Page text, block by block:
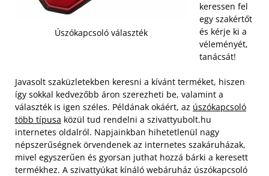
Úszókapcsoló választék
keressen fel
egy szakértőt
és kérje ki a
véleményét,
tanácsát!
Javasolt szaküzletekben keresni a kívánt terméket, hiszen
így sokkal kedvezőbb áron szerezheti be, valamint a
választék is igen széles. Példának okáért, az úszókapcsoló
több típusa közül tud rendelni a szivattyubolt.hu
internetes oldalról. Napjainkban hihetetlenül nagy
népszerűségnek örvendenek az internetes szakáruházak,
mivel egyszerűen és gyorsan juthat hozzá bárki a keresett
termékhez. A szivattyúkat kínáló webáruház úszókapcsoló